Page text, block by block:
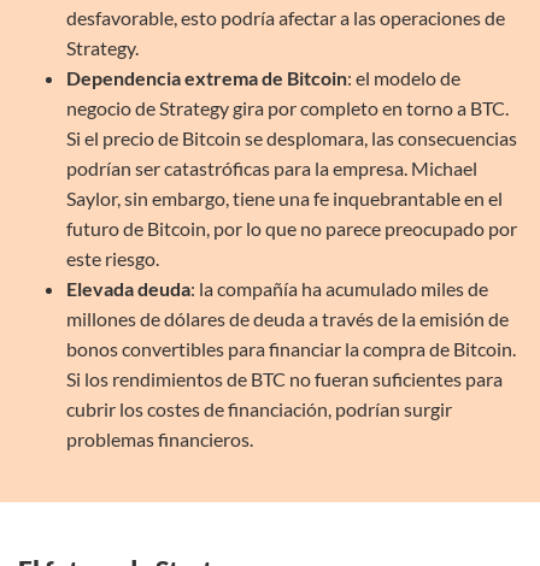
desfavorable, esto podría afectar a las operaciones de
Strategy.
Dependencia extrema de Bitcoin: el modelo de
negocio de Strategy gira por completo en torno a BTC.
Si el precio de Bitcoin se desplomara, las consecuencias
podrían ser catastróficas para la empresa. Michael
Saylor, sin embargo, tiene una fe inquebrantable en el
futuro de Bitcoin, por lo que no parece preocupado por
este riesgo.
Elevada deuda: la compañía ha acumulado miles de
millones de dólares de deuda a través de la emisión de
bonos convertibles para financiar la compra de Bitcoin.
Si los rendimientos de BTC no fueran suficientes para
cubrir los costes de financiación, podrían surgir
problemas financieros.